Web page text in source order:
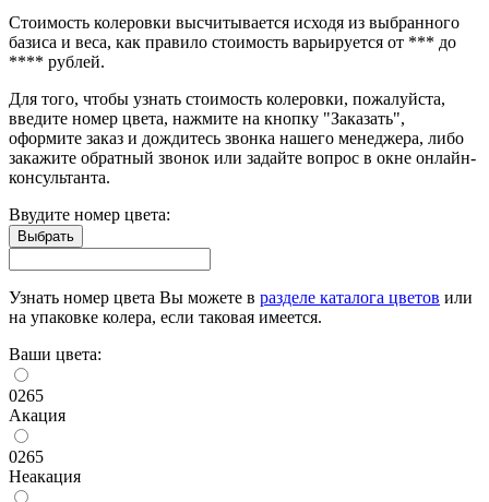
Стоимость колеровки высчитывается исходя из выбранного
базиса и веса, как правило стоимость варьируется от *** до
**** рублей.
Для того, чтобы узнать стоимость колеровки, пожалуйста,
введите номер цвета, нажмите на кнопку "Заказать",
оформите заказ и дождитесь звонка нашего менеджера, либо
закажите обратный звонок или задайте вопрос в окне онлайн-
консультанта.
Ввудите номер цвета:
Узнать номер цвета Вы можете в разделе каталога цветов или
на упаковке колера, если таковая имеется.
Ваши цвета:
0265
Акация
0265
Неакация